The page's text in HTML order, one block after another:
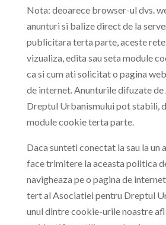
Nota: deoarece browser-ul dvs.
anunturi si balize direct de la
publicitara terta parte, aceste
vizualiza, edita sau seta module
ca si cum ati solicitat o pagina
de internet. Anunturile difuzate
Dreptul Urbanismului pot stabili,
module cookie terta parte.
Daca sunteti conectat la sau la un
face trimitere la aceasta politica
navigheaza pe o pagina de
tert al Asociatiei pentru Dreptul
unul dintre cookie-urile noastre